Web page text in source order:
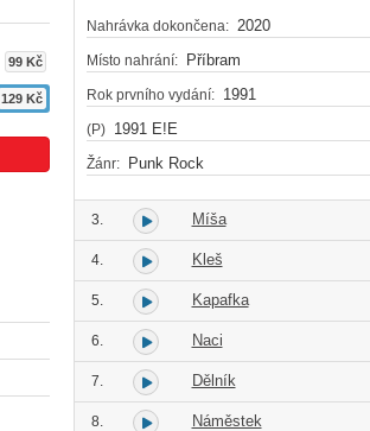
99 Kč
129 Kč
Nahrávka dokončena: 2020
Místo nahrání: Příbram
Rok prvního vydání: 1991
(P) 1991 E!E
Žánr: Punk Rock
3. Míša
4. Kleš
5. Kapafka
6. Naci
7. Dělník
8. Náměstek